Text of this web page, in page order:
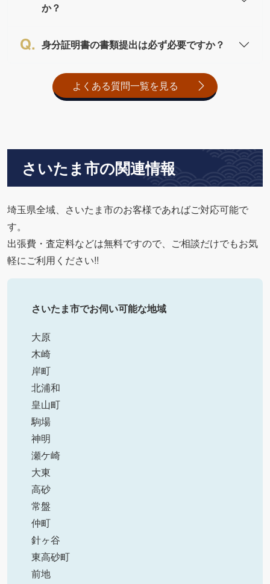
か？
身分証明書の書類提出は必ず必要ですか？
よくある質問一覧を見る
さいたま市の関連情報
埼玉県全域、さいたま市のお客様であればご対応可能で
す。
出張費・査定料などは無料ですので、ご相談だけでもお気
軽にご利用ください!!
さいたま市でお伺い可能な地域
大原
木崎
岸町
北浦和
皇山町
駒場
神明
瀬ケ崎
大東
高砂
常盤
仲町
針ヶ谷
東高砂町
前地